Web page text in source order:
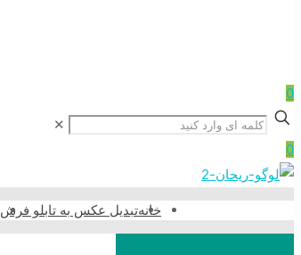
0
✕
0
خانهتبدیل عکس به تابلو فرش